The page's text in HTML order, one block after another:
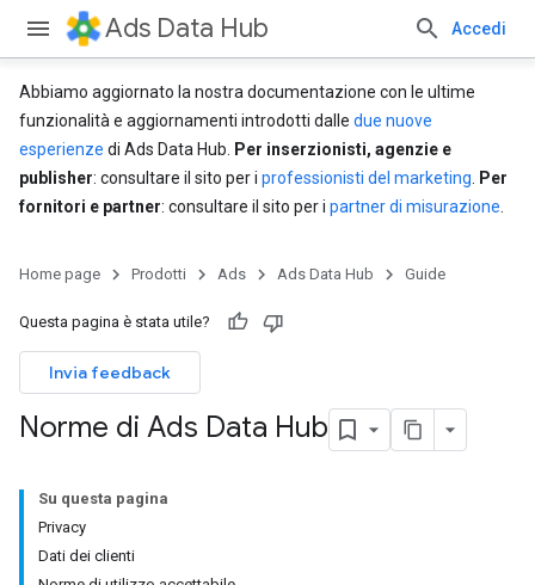
Ads Data Hub Accedi
Abbiamo aggiornato la nostra documentazione con le ultime
funzionalità e aggiornamenti introdotti dalle due nuove
esperienze di Ads Data Hub.
Per inserzionisti, agenzie e
publisher: consultare il sito per i professionisti del marketing
Per
fornitori e partner: consultare il sito per i partner di misurazione
Home page Prodotti Ads Ads Data Hub Guide
Questa pagina è stata utile?
Invia feedback
Norme di Ads Data Hub
Su questa pagina
Privacy
Dati dei clienti